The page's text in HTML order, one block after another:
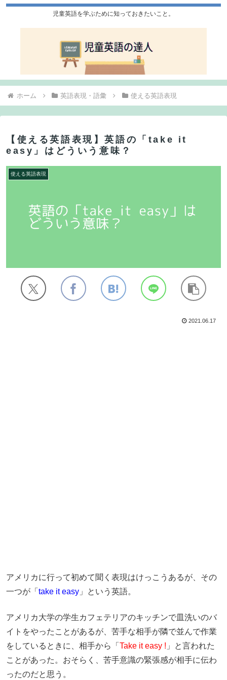
児童英語を学ぶために知っておきたいこと。
ホーム 英語表現・語彙 使える英語表現
【使える英語表現】英語の「take it
easy」はどういう意味？
使える英語表現
2021.06.17
アメリカに行って初めて聞く表現はけっこうあるが、その
一つが「 take it easy 」という英語。
アメリカ大学の学生カフェテリアのキッチンで皿洗いのバ
イトをやったことがあるが、苦手な相手が隣で並んで作業
をしているときに、相手から「 Take it easy ! 」と言われた
ことがあった。おそらく、苦手意識の緊張感が相手に伝わ
ったのだと思う。